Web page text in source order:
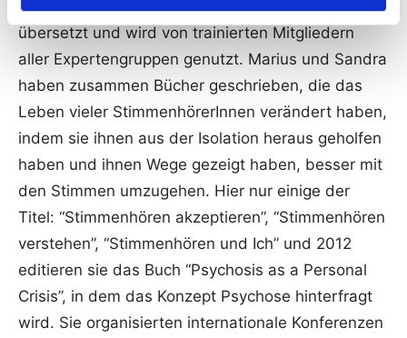
Interview ist in der Zwischenzeit in viele Sprachen
übersetzt und wird von trainierten Mitgliedern
aller Expertengruppen genutzt. Marius und Sandra
haben zusammen Bücher geschrieben, die das
Leben vieler StimmenhörerInnen verändert haben,
indem sie ihnen aus der Isolation heraus geholfen
haben und ihnen Wege gezeigt haben, besser mit
den Stimmen umzugehen. Hier nur einige der
Titel: “Stimmenhören akzeptieren”, “Stimmenhören
verstehen”, “Stimmenhören und Ich” und 2012
editieren sie das Buch “Psychosis as a Personal
Crisis”, in dem das Konzept Psychose hinterfragt
wird. Sie organisierten internationale Konferenzen